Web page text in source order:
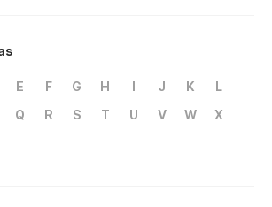
E F G H I J K
L
Q R S T U V W
X